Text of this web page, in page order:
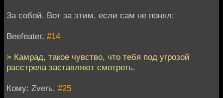
За собой. Вот за этим, если сам не понял:
Beefeater, #14
> Камрад, такое чувство, что тебя под угрозой
расстрела заставляют смотреть.
Кому: Zverь, #25